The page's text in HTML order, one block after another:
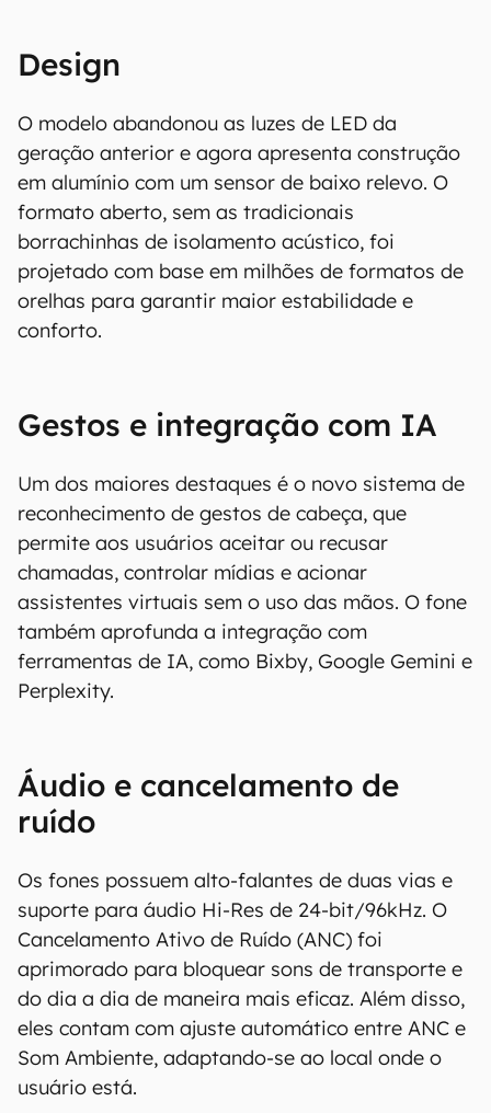
Design
O modelo abandonou as luzes de LED da
geração anterior e agora apresenta construção
em alumínio com um sensor de baixo relevo. O
formato aberto, sem as tradicionais
borrachinhas de isolamento acústico, foi
projetado com base em milhões de formatos de
orelhas para garantir maior estabilidade e
conforto.
Gestos e integração com IA
Um dos maiores destaques é o novo sistema de
reconhecimento de gestos de cabeça, que
permite aos usuários aceitar ou recusar
chamadas, controlar mídias e acionar
assistentes virtuais sem o uso das mãos. O fone
também aprofunda a integração com
ferramentas de IA, como Bixby, Google Gemini e
Perplexity.
Áudio e cancelamento de
ruído
Os fones possuem alto-falantes de duas vias e
suporte para áudio Hi-Res de 24-bit/96kHz. O
Cancelamento Ativo de Ruído (ANC) foi
aprimorado para bloquear sons de transporte e
do dia a dia de maneira mais eficaz. Além disso,
eles contam com ajuste automático entre ANC e
Som Ambiente, adaptando-se ao local onde o
usuário está.
O Canaltech mantém esforço constante para
encontrar e manter atualizadas as
informações presentes em nossas fichas
técnicas, porém tenha em mente que
especificações e recursos podem variar entre
regiões e países. Portanto, recomendamos
que você visite o site oficial do fabricante ou
operadora que comercializa o produto para
confirmar suas características detalhadas e
regionais.
os resultados obtidos com o uso dessas
informações. As informações são fornecidas
"como estão", sem qualquer garantia de
precisão, detalhes, variações ou em relação
aos resultados obtidos com o uso dessas
informações.